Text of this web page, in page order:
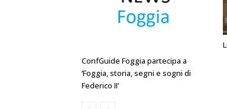
ConfGuide Foggia partecipa a
‘Foggia, storia, segni e sogni di
Federico II’